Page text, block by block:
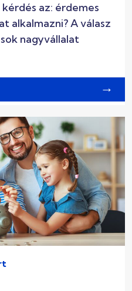
az: érdemes
alkalmazni? A válasz
nagyvállalat
→